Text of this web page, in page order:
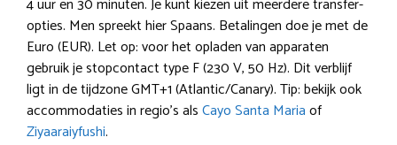
opties. Men spreekt hier Spaans. Betalingen doe je met de
Euro (EUR). Let op: voor het opladen van apparaten
gebruik je stopcontact type F (230 V, 50 Hz). Dit verblijf
ligt in de tijdzone GMT+1 (Atlantic/Canary). Tip: bekijk ook
accommodaties in regio’s alsCayo Santa Mariaof
Ziyaaraiyfushi.